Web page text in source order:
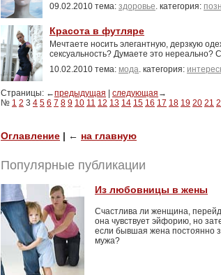
09.02.2010 тема: здоровье. категория:
Красота в футляре
Мечтаете носить элегантную, дерзкую
сексуальность? Думаете это нереально?
10.02.2010 тема: мода. категория:
Страницы: ←предыдущая следующая →
№ 1 2 3 4 5 6 7 8 9 10 11 12 13 14 15 16 17 18 19 20 21
Оглавление | ← на главную
Популярные публикации
Из любовницы в жены
Счастлива ли женщина,
она чувствует эйфорию, но
если бывшая жена постоянно
мужа?